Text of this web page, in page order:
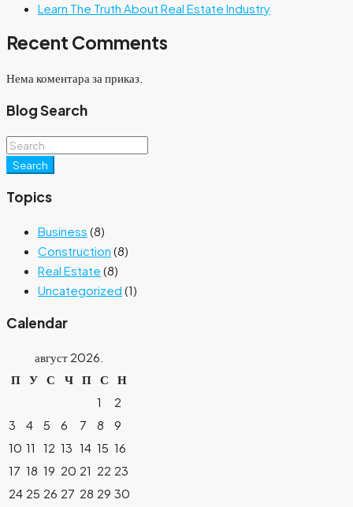
Learn The Truth About Real Estate Industry
Recent Comments
Нема коментара за приказ.
Blog Search
Search
Topics
Business (8)
Construction (8)
Real Estate (8)
Uncategorized (1)
Calendar
август 2026.
П У С Ч П С
Н
1
2
3
4 5 6 7 8
9
10 11 12 13 14 15 16
17 18 19 20 21 22 23
24 25 26 27 28 29 30